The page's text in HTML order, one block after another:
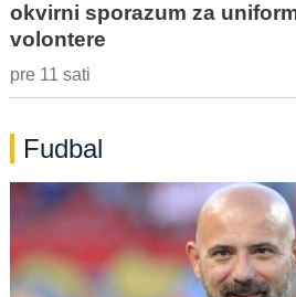
okvirni sporazum za
volontere
pre 11 sati
Fudbal